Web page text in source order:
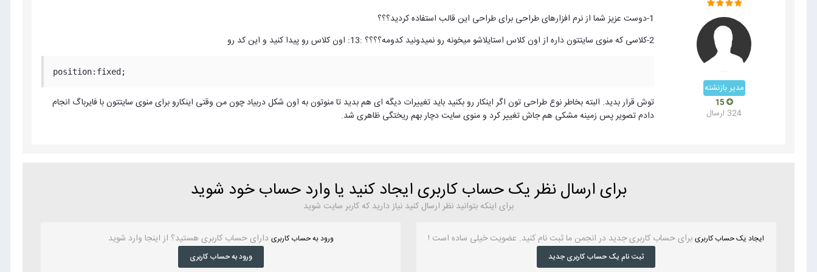
مدیر بازنشته
324 ارسال
1-دوست عزیز شما از نرم افزارهای طراحی برای طراحی این قالب استفاده کردید؟؟؟
2-کلاسی که منوی سایتتون داره از اون کلاس استایلاشو میخونه رو نمیدونید کدومه؟؟؟؟ :13: اون کلاس رو پیدا کنید و این کد رو
position:fixed;
توش قرار بدید. البته بخاطر نوع طراحی تون اگر اینکار رو بکنید باید تغییرات دیگه ای هم بدید تا منوتون به اون شکل دربیاد چون من وقتی اینکارو برای منوی سایتتون با فایرباگ انجام
دادم تصویر پس زمینه مشکی هم جاش تغییر کرد و منوی سایت دچار بهم ریختگی ظاهری شد.
برای ارسال نظر یک حساب کاربری ایجاد کنید یا وارد حساب خود شوید
برای اینکه بتوانید نظر ارسال کنید نیاز دارید که کاربر سایت شوید
ایجاد یک حساب کاربری برای حساب کاربری جدید در انجمن ما ثبت نام کنید. عضویت خیلی ساده است !
ثبت نام یک حساب کاربری جدید
ورود به حساب کاربری دارای حساب کاربری هستید؟ از اینجا وارد شوید
ورود به حساب کاربری